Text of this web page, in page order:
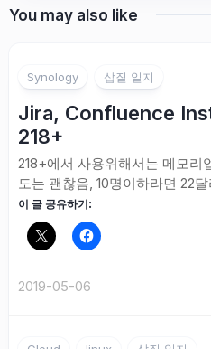
You may also like
Synology 삽질 일지
Jira, Confluence
218+
218+에서 사용위해서는 메모리
도는 괜찮음, 10명이하라면 22
이 글 공유하기:
2019-05-06